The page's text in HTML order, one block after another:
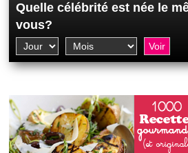
Quelle célébrité est née le
vous?